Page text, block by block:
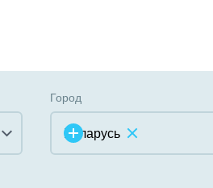
Город
Беларусь